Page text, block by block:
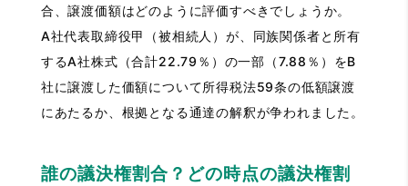
合、譲渡価額はどのように評価すべきでしょうか。
A社代表取締役甲（被相続人）が、同族関係者と所有
するA社株式（合計22.79％）の一部（7.88％）をB
社に譲渡した価額について所得税法59条の低額譲渡
にあたるか、根拠となる通達の解釈が争われました。
誰の議決権割合？どの時点の議決権割